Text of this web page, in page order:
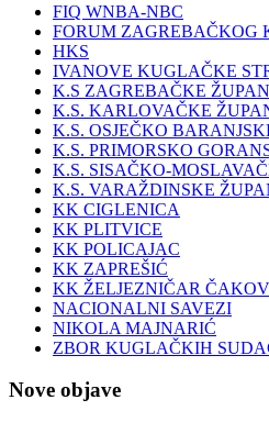
FIQ WNBA-NBC
FORUM ZAGREBAČKOG
HKS
IVANOVE KUGLAČKE
K.S ZAGREBAČKE
K.S. KARLOVAČKE
K.S. OSJEČKO
K.S. PRIMORSKO
K.S. SISAČKO-
K.S. VARAŽDINSKE
KK CIGLENICA
KK PLITVICE
KK POLICAJAC
KK ZAPREŠIĆ
KK ŽELJEZNIČAR
NACIONALNI SAVEZI
NIKOLA MAJNARIĆ
ZBOR KUGLAČKIH
Nove objave